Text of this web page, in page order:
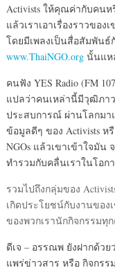
Activists ให้คุณค่ากับคนห
แล้วเราเอาเรื่องราวขอ
โดยมีเพลงเป็นสื่อสัมพันธ์
www.ThaiNGO.orgนั้นแห
คนฟัง YES Radio (FM
แปลว่าคนเหล่านี้มีวุฒิภา
ประสบการณ์ ผ่านโลกมา
ข้อมูลดีๆ ของ Activists ห
NGOs แล้วเขาเข้าใจมัน
ทำรวมกับคลื่นเราในโอก
รวมไปถึงกลุ่มของ
เกิดประโยชน์กับงานของ
ของพวกเรานักกิจกรรม
ดีเจ – อรรณพ ยังฝากด้วย
แพร่ข่าวสาร หรือ กิจกร